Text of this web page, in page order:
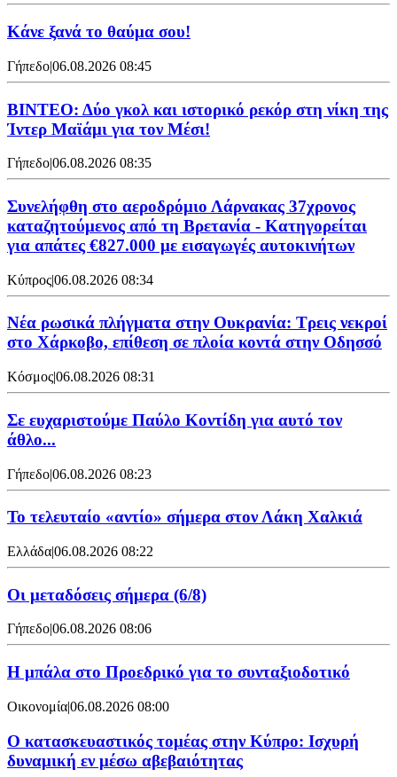
Κάνε ξανά το θαύμα σου!
Γήπεδο|06.08.2026 08:45
ΒΙΝΤΕΟ: Δύο γκολ και ιστορικό ρεκόρ στη νίκη της
Ίντερ Μαϊάμι για τον Μέσι!
Γήπεδο|06.08.2026 08:35
Συνελήφθη στο αεροδρόμιο Λάρνακας 37χρονος
καταζητούμενος από τη Βρετανία - Κατηγορείται
για απάτες €827.000 με εισαγωγές αυτοκινήτων
Κύπρος|06.08.2026 08:34
Νέα ρωσικά πλήγματα στην Ουκρανία: Τρεις νεκροί
στο Χάρκοβο, επίθεση σε πλοία κοντά στην Οδησσό
Κόσμος|06.08.2026 08:31
Σε ευχαριστούμε Παύλο Κοντίδη για αυτό τον
άθλο...
Γήπεδο|06.08.2026 08:23
Το τελευταίο «αντίο» σήμερα στον Λάκη Χαλκιά
Ελλάδα|06.08.2026 08:22
Οι μεταδόσεις σήμερα (6/8)
Γήπεδο|06.08.2026 08:06
Η μπάλα στο Προεδρικό για το συνταξιοδοτικό
Οικονομία|06.08.2026 08:00
Ο κατασκευαστικός τομέας στην Κύπρο: Ισχυρή
δυναμική εν μέσω αβεβαιότητας